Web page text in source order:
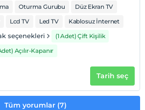
kadar 1 çocuk ücretsizdir
Oturma Gurubu
Düz Ekran TV
Lcd TV Led TV Kablosuz İnternet
seçenekleri
(1 Adet) Çift Kişilik
Açılır-Kapanır
Tarih seç
Tüm yorumlar (7)